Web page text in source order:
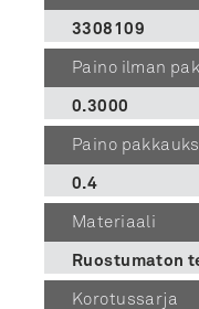
3308109
Paino ilman
0.3000
Paino
0.4
Materiaali
Ruostumaton
Korotussarja